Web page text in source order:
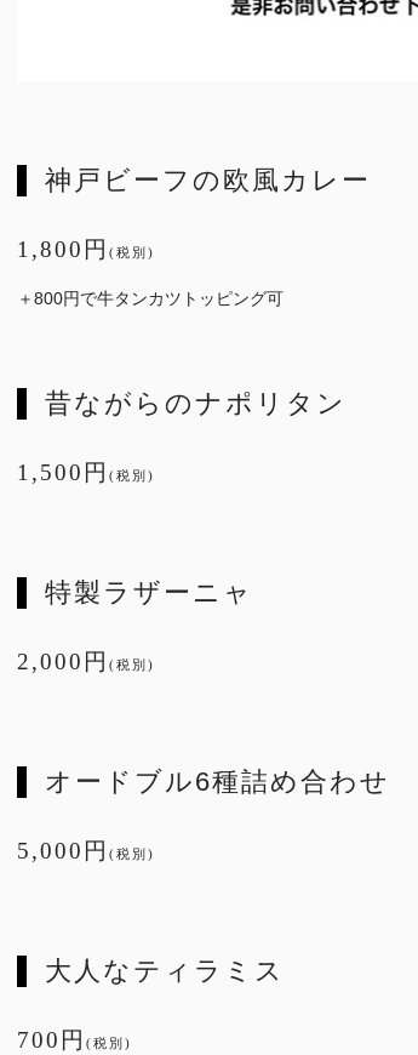
神戸ビーフの欧風カレー
1,800円 (税別)
＋800円で牛タンカツトッピング可
昔ながらのナポリタン
1,500円 (税別)
特製ラザーニャ
2,000円 (税別)
オードブル6種詰め合わせ
5,000円 (税別)
大人なティラミス
700円 (税別)